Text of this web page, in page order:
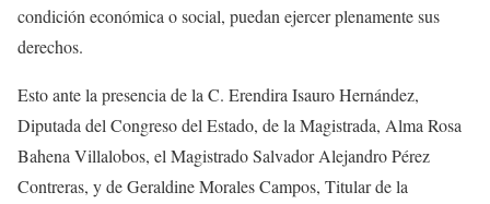
condición económica o social, puedan ejercer plenamente sus
derechos.
Esto ante la presencia de la C. Erendira Isauro Hernández,
Diputada del Congreso del Estado, de la Magistrada, Alma Rosa
Bahena Villalobos, el Magistrado Salvador Alejandro Pérez
Contreras, y de Geraldine Morales Campos, Titular de la